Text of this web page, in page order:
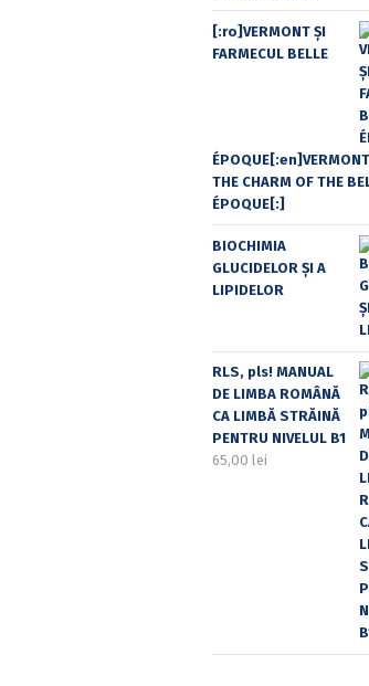
[:ro]VERMONT ȘI
FARMECUL BELLE
THE CHARM OF THE
ÉPOQUE[:]
BIOCHIMIA
GLUCIDELOR ȘI A
LIPIDELOR
RLS, pls! MANUAL
DE LIMBA ROMÂNĂ
CA LIMBĂ STRĂINĂ
PENTRU NIVELUL B1
65,00 lei